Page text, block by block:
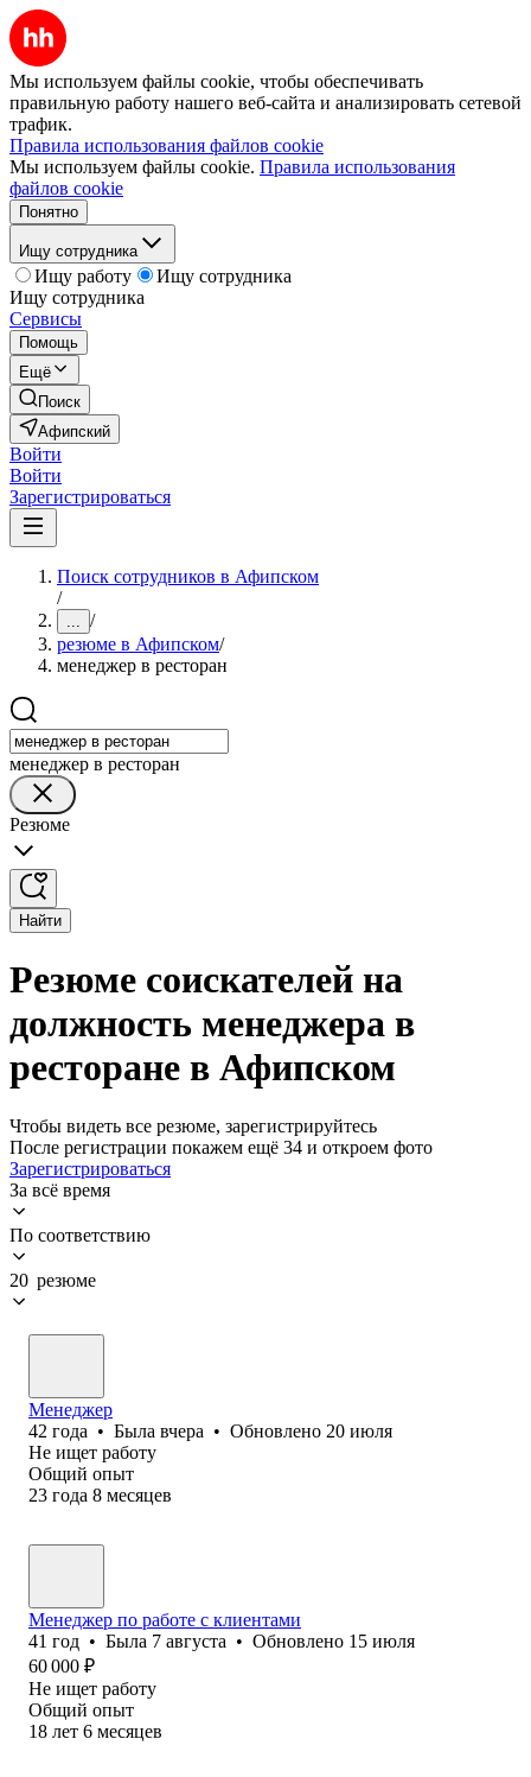
Мы используем файлы cookie, чтобы обеспечивать
правильную работу нашего веб-сайта и анализировать сетевой
трафик.
Правила использования файлов cookie
Мы используем файлы cookie. Правила использования
файлов cookie
Понятно
Ищу сотрудника
Ищу работу
Ищу сотрудника
Ищу сотрудника
Сервисы
Помощь
Ещё
Поиск
Афипский
Войти
Войти
Зарегистрироваться
Поиск сотрудников в Афипском
/
... /
резюме в Афипском/
менеджер в ресторан
менеджер в ресторан
Резюме
Найти
Резюме соискателей на
должность менеджера в
ресторане в Афипском
Чтобы видеть все резюме, зарегистрируйтесь
После регистрации покажем ещё 34 и откроем фото
Зарегистрироваться
За всё время
По соответствию
20 резюме
Менеджер
42 года • Была вчера • Обновлено 20 июля
Не ищет работу
Общий опыт
23 года 8 месяцев
Менеджер по работе с клиентами
41 год • Была 7 августа • Обновлено 15 июля
60 000 ₽
Не ищет работу
Общий опыт
18 лет 6 месяцев